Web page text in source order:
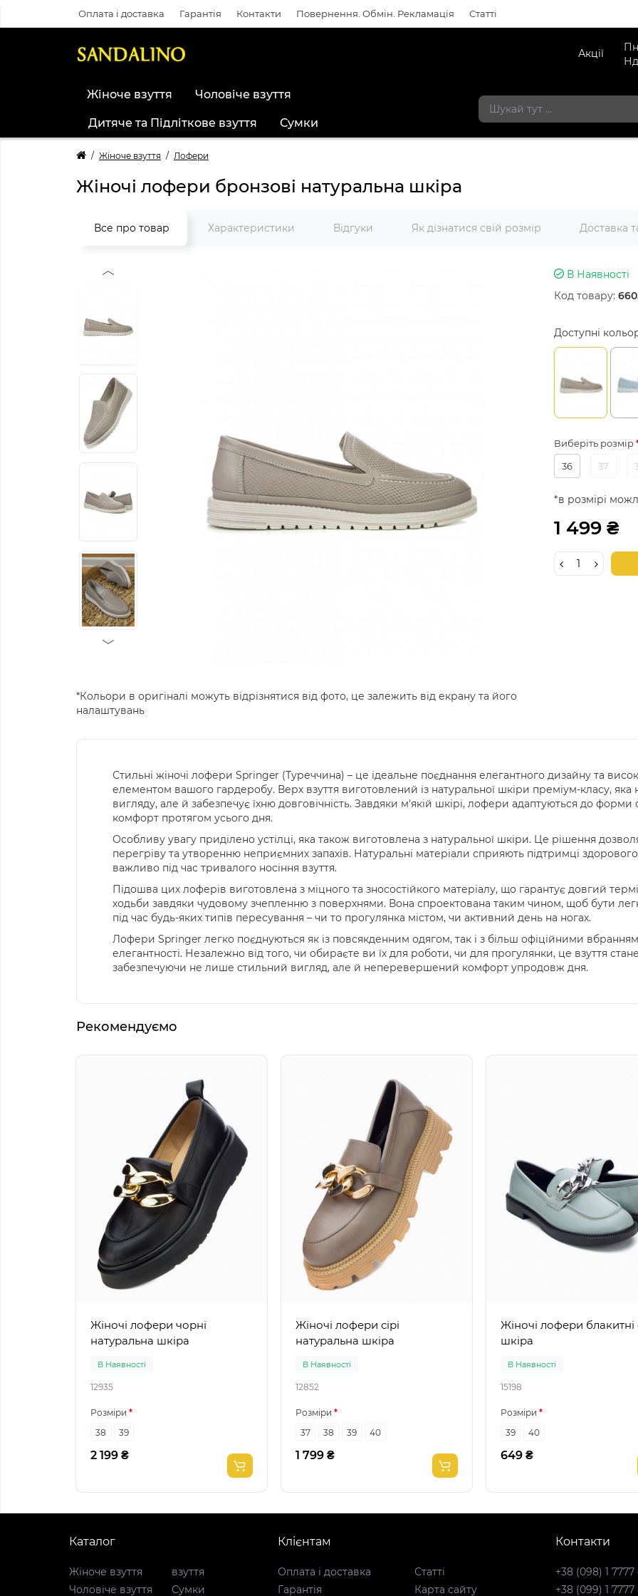
Оплата і доставка Гарантія Контакти Повернення. Обмін. Рекламація Статті
Акції
Жіноче взуття Чоловіче взуття
Дитяче та Підліткове взуття Сумки
Жіноче взуття Лофери
Жіночі лофери бронзові натуральна шкіра
Все про товар Характеристики Відгуки Як дізнатися свій розмір Доставка
*Кольори в оригіналі можуть відрізнятися від фото, це залежить від екрану та його
налаштувань
В Наявності
Код товару:
Доступні
Виберіть розмір
36
37
*в розмірі
1 499 ₴
Стильні жіночі лофери Springer (Туреччина) – це ідеальне поєднання елегантного дизайну та
елементом вашого гардеробу. Верх взуття виготовлений із натуральної шкіри преміум-класу,
вигляду, але й забезпечує їхню довговічність. Завдяки м'якій шкірі, лофери адаптуються до
комфорт протягом усього дня.
Особливу увагу приділено устілці, яка також виготовлена з натуральної шкіри. Це рішення
перегріву та утворенню неприємних запахів. Натуральні матеріали сприяють підтримці
важливо під час тривалого носіння взуття.
Підошва цих лоферів виготовлена з міцного та зносостійкого матеріалу, що гарантує довгий
ходьби завдяки чудовому зчепленню з поверхнями. Вона спроектована таким чином, щоб бути
під час будь-яких типів пересування – чи то прогулянка містом, чи активний день на ногах.
Лофери Springer легко поєднуються як із повсякденним одягом, так і з більш офіційними
елегантності. Незалежно від того, чи обираєте ви їх для роботи, чи для прогулянки, це взуття
забезпечуючи не лише стильний вигляд, але й неперевершений комфорт упродовж дня.
Рекомендуємо
Жіночі лофери чорні
натуральна шкіра
В Наявності
12935
Розміри
38
39
2 199 ₴
Жіночі лофери сірі
натуральна шкіра
В Наявності
12852
Розміри
37
38 39 40
1 799 ₴
Жіночі лофери блакитні еко
шкіра
В Наявності
15198
Розміри
39
40
649 ₴
Каталог
Жіноче взуття
Чоловіче взуття
взуття
Сумки
Клієнтам
Оплата і доставка
Гарантія
Статті
Карта сайту
Контакти
+38 (098) 1 7777
+38 (099) 1 7777